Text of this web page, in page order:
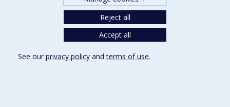
Reject all
Accept all
See our privacy policy andterms of use.